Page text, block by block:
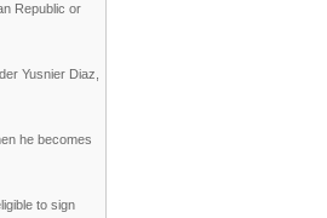
Republic or
Yusnier Diaz,
he becomes
to sign